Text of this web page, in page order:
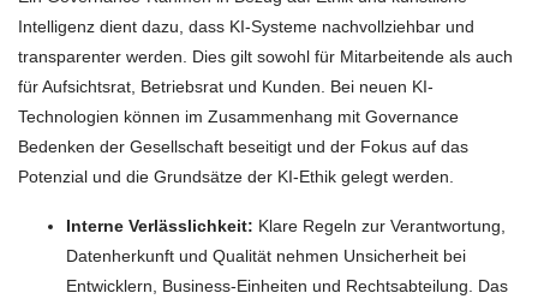
Intelligenz dient dazu, dass KI-Systeme nachvollziehbar und
transparenter werden. Dies gilt sowohl für Mitarbeitende als auch
für Aufsichtsrat, Betriebsrat und Kunden. Bei neuen KI-
Technologien können im Zusammenhang mit Governance
Bedenken der Gesellschaft beseitigt und der Fokus auf das
Potenzial und die Grundsätze der KI-Ethik gelegt werden.
Interne Verlässlichkeit: Klare Regeln zur Verantwortung,
Datenherkunft und Qualität nehmen Unsicherheit bei
Entwicklern, Business-Einheiten und Rechtsabteilung. Das